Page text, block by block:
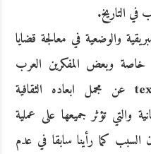
التاريخ.
والوضعية في معالجة قضايا
خاصة وبعض المفكرين العرب
عامة، حيث يتم فصل النص text عن مجمل ابعاده الثقافية
والتي تؤثر جميعها على عملية
كما رأينا سابقا في عدم